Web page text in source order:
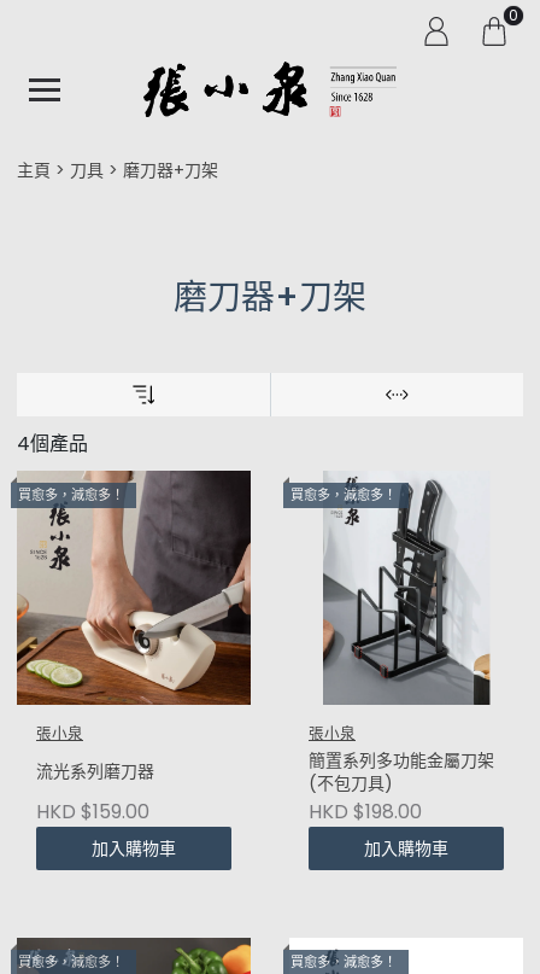
0
主頁 刀具 磨刀器+刀架
磨刀器+刀架
4個產品
買愈多，減愈多！
張小泉
流光系列磨刀器
HKD $159.00
加入購物車
買愈多，減愈多！
張小泉
簡置系列多功能金屬刀架
(不包刀具)
HKD $198.00
加入購物車
買愈多，減愈多！ 買愈多，減愈多！